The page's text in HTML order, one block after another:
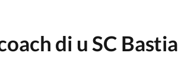
di u SC Bastia